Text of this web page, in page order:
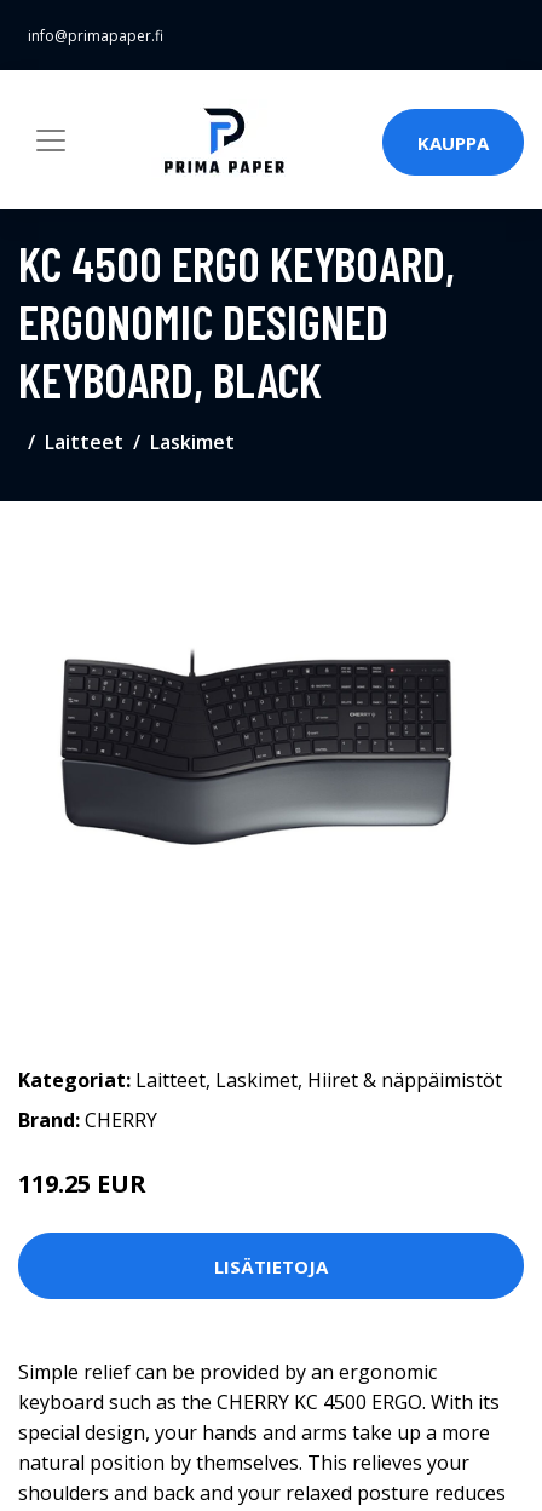
info@primapaper.fi
KAUPPA
KC 4500 ERGO KEYBOARD,
ERGONOMIC DESIGNED
KEYBOARD, BLACK
Laitteet Laskimet
Kategoriat: Laitteet, Laskimet, Hiiret & näppäimistöt
Brand:CHERRY
119.25 EUR
LISÄTIETOJA
Simple relief can be provided by an ergonomic
keyboard such as the CHERRY KC 4500 ERGO. With its
special design, your hands and arms take up a more
natural position by themselves. This relieves your
shoulders and back and your relaxed posture reduces